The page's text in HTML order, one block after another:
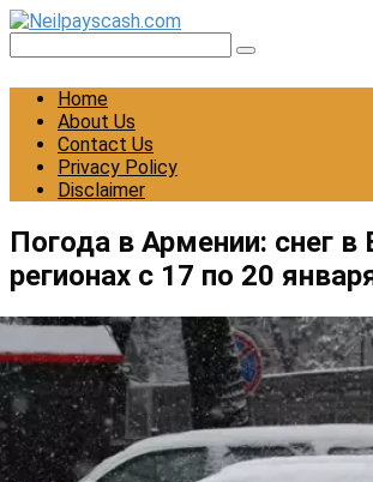
Skip
content
Home
About Us
Contact Us
Privacy Policy
Disclaimer
Погода в Армении: снег в
регионах с 17 по 20